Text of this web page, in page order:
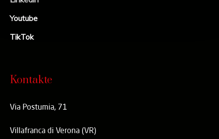
Youtube
TikTok
Kontakte
Via Postumia, 71
Villafranca di Verona (VR)